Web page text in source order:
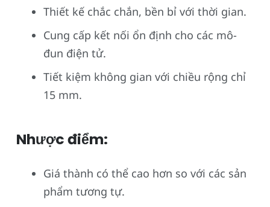
Thiết kế chắc chắn, bền bỉ với thời gian.
Cung cấp kết nối ổn định cho các mô-
đun điện tử.
Tiết kiệm không gian với chiều rộng chỉ
15 mm.
Nhược điểm:
Giá thành có thể cao hơn so với các sản
phẩm tương tự.